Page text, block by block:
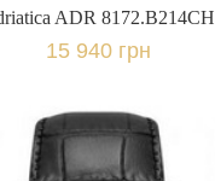
ADR 8172.B214CH
15 940 грн